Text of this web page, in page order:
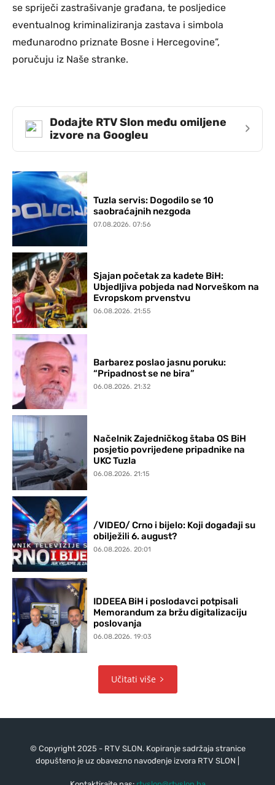
se spriječi zastrašivanje građana, te posljedice
eventualnog kriminaliziranja zastava i simbola
međunarodno priznate Bosne i Hercegovine”,
poručuju iz Naše stranke.
Dodajte RTV Slon među omiljene
izvore na Googleu
›
Tuzla servis: Dogodilo se 10
saobraćajnih nezgoda
07.08.2026. 07:56
Sjajan početak za kadete BiH:
Ubjedljiva pobjeda nad Norveškom na
Evropskom prvenstvu
06.08.2026. 21:55
Barbarez poslao jasnu poruku:
“Pripadnost se ne bira”
06.08.2026. 21:32
Načelnik Zajedničkog štaba OS BiH
posjetio povrijeđene pripadnike na
UKC Tuzla
06.08.2026. 21:15
/VIDEO/ Crno i bijelo: Koji događaji su
obilježili 6. august?
06.08.2026. 20:01
IDDEEA BiH i poslodavci potpisali
Memorandum za bržu digitalizaciju
poslovanja
06.08.2026. 19:03
Učitati više
© Copyright 2025 - RTV SLON. Kopiranje sadržaja stranice
dopušteno je uz obavezno navođenje izvora RTV SLON |